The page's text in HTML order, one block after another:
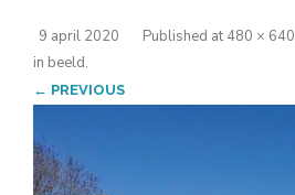
Published
9 april 2020 at 480 × 640
in beeld.
← PREVIOUS